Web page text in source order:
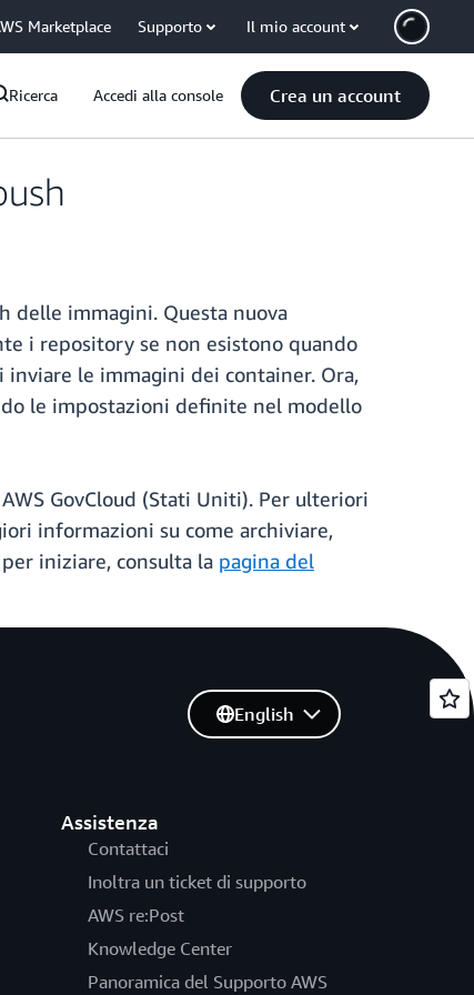
Marketplace Supporto Il mio account
Ricerca Accedi alla console Crea un account
delle immagini. Questa nuova
i repository se non esistono quando
le immagini dei container. Ora,
le impostazioni definite nel modello
GovCloud (Stati Uniti). Per ulteriori
informazioni su come archiviare,
iniziare, consulta la pagina del
Assistenza
Contattaci
Inoltra un ticket di supporto
AWS re:Post
Knowledge Center
Panoramica del Supporto AWS
English